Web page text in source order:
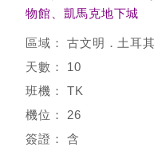
物館、凱馬克地下城
古文明．土耳其
10
TK
26
含